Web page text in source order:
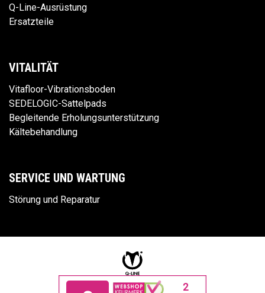
Q-Line-Ausrüstung
Ersatzteile
VITALITÄT
Vitafloor-Vibrationsboden
SEDELOGIC-Sattelpads
Begleitende Erholungsunterstützung
Kältebehandlung
SERVICE UND WARTUNG
Störung und Reparatur